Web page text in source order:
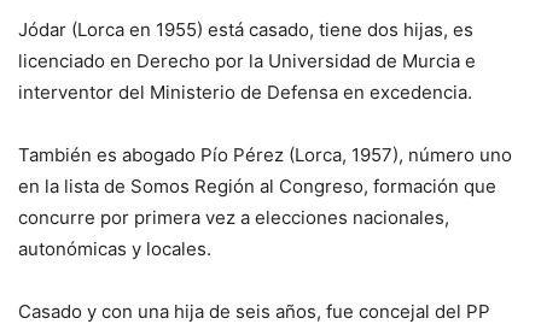
Jódar (Lorca en 1955) está casado, tiene dos hijas, es
licenciado en Derecho por la Universidad de Murcia e
interventor del Ministerio de Defensa en excedencia.
También es abogado Pío Pérez (Lorca, 1957), número uno
en la lista de Somos Región al Congreso, formación que
concurre por primera vez a elecciones nacionales,
autonómicas y locales.
Casado y con una hija de seis años, fue concejal del PP